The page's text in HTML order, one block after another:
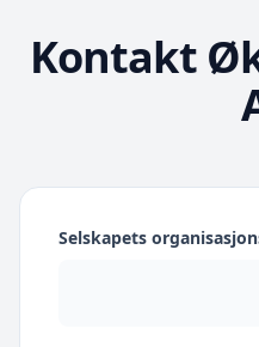
Kontakt
Selskapets